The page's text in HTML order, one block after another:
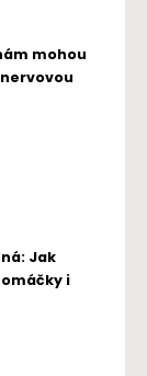
mohou
Jak
i